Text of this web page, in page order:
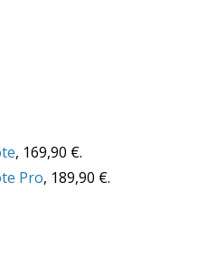
, 169,90 €.
Pro, 189,90 €.